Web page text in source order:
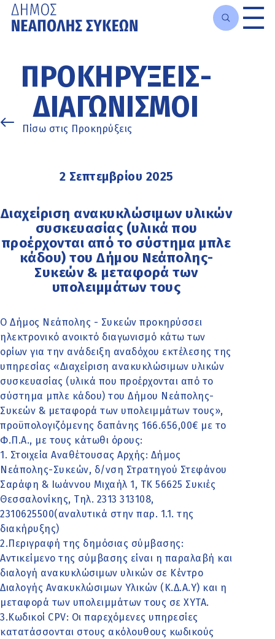
κυρίως
περιεχόμενο
ΠΡΟΚΗΡΎΞΕΙΣ-
ΔΙΑΓΩΝΙΣΜΟΊ
Πίσω στις Προκηρύξεις
2 Σεπτεμβρίου 2025
Διαχείριση ανακυκλώσιμων υλικών
συσκευασίας (υλικά που
προέρχονται από το σύστημα μπλε
κάδου) του Δήμου Νεάπολης-
Συκεών & μεταφορά των
υπολειμμάτων τους
Ο Δήμος Νεάπολης - Συκεών προκηρύσσει
ηλεκτρονικό ανοικτό διαγωνισμό κάτω των
ορίων για την ανάδειξη αναδόχου εκτέλεσης της
υπηρεσίας «Διαχείριση ανακυκλώσιμων υλικών
συσκευασίας (υλικά που προέρχονται από το
σύστημα μπλε κάδου) του Δήμου Νεάπολης-
Συκεών & μεταφορά των υπολειμμάτων τους»,
προϋπολογιζόμενης δαπάνης 166.656,00€ με το
Φ.Π.Α., με τους κάτωθι όρους:
1. Στοιχεία Αναθέτουσας Αρχής: Δήμος
Νεάπολης-Συκεών, δ/νση Στρατηγού Στεφάνου
Σαράφη & Ιωάννου Μιχαήλ 1, ΤΚ 56625 Συκιές
Θεσσαλονίκης, Τηλ. 2313 313108,
2310625500(αναλυτικά στην παρ. 1.1. της
διακήρυξης)
2.Περιγραφή της δημόσιας σύμβασης:
Αντικείμενο της σύμβασης είναι η παραλαβή και
διαλογή ανακυκλώσιμων υλικών σε Κέντρο
Διαλογής Ανακυκλώσιμων Υλικών (Κ.Δ.Α.Υ) και η
μεταφορά των υπολειμμάτων τους σε ΧΥΤΑ.
3.Κωδικοί CPV: Οι παρεχόμενες υπηρεσίες
κατατάσσονται στους ακόλουθους κωδικούς